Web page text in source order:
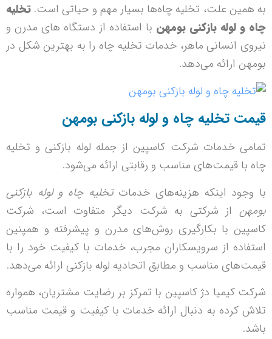
به همین علت، تخلیه چاه‌ها بسیار مهم و حیاتی است. تخلیه
چاه و لوله بازکنی بومهن با استفاده از دستگاه های مدرن و
نیروی انسانی ماهر، خدمات تخلیه چاه را به بهترین شکل در
بومهن ارائه می‌دهد.
قیمت تخلیه چاه و لوله بازکنی بومهن
تمامی خدمات شرکت کاسپین از جمله لوله بازکنی و تخلیه
چاه با قیمت‌های مناسب و رقابتی ارائه می‌شود.
با وجود اینکه هزینه‌های خدماتتخلیه چاه و لوله بازکنی
بومهن از شرکتی به شرکت دیگر متفاوت است، شرکت
کاسپین با بکارگیری روش‌های مدرن و پیشرفته و همپنین
استفاده از سرویسکاران مجرب، خدمات با کیفیت خود را با
قیمت‌های مناسب و مطابق اتحادیه لوله بازکنی ارائه می‌دهد.
شرکت کیمیا دژ کاسپین با تمرکز بر رضایت مشتریان، همواره
تلاش کرده به دنبال ارائه خدمات با کیفیت و قیمت مناسب
باشد.